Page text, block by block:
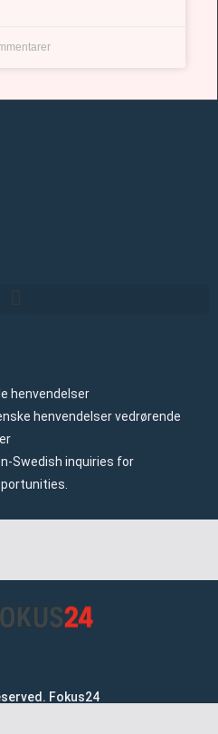
henvendelser
henvendelser vedrørende
Swedish inquiries for
Fokus24